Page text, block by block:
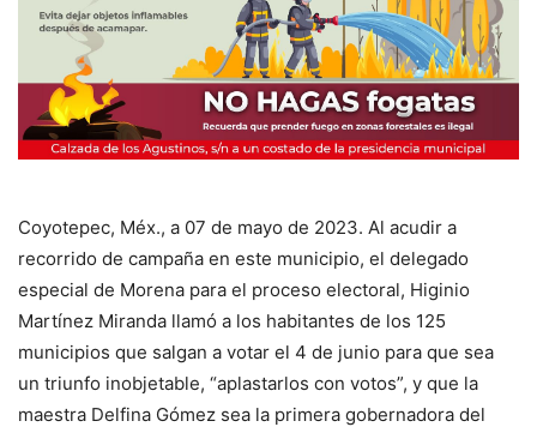
Coyotepec, Méx., a 07 de mayo de 2023. Al acudir a
recorrido de campaña en este municipio, el delegado
especial de Morena para el proceso electoral, Higinio
Martínez Miranda llamó a los habitantes de los 125
municipios que salgan a votar el 4 de junio para que sea
un triunfo inobjetable, “aplastarlos con votos”, y que la
maestra Delfina Gómez sea la primera gobernadora del